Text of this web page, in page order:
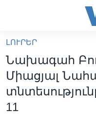
հիմնական
բովանդակությանը
անցնել
հիմնական
բովանդակությանը
հիմնական
ԼՈՒՐԵՐ
ՍՓՅՈՒՌՔ
ՏԵՍԱՆՅՈՒԹԵՐ
ԼՈՒՐԵՐ
Նախագահ
Միացյալ
11